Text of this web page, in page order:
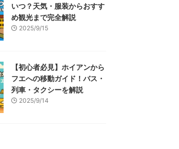
いつ？天気・服装からおすす
め観光まで完全解説
2025/9/15
【初心者必見】ホイアンから
フエへの移動ガイド！バス・
列車・タクシーを解説
2025/9/14